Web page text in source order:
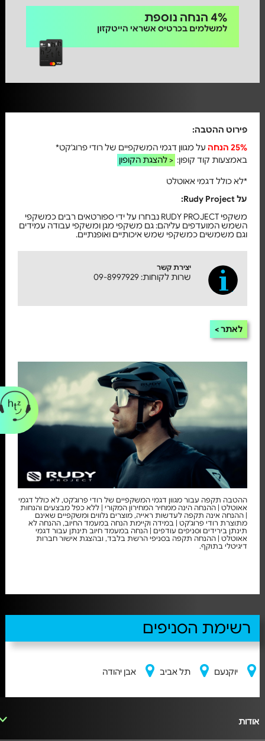
4% הנחה נוספת
למשלמים בכרטיס אשראי הייטקזון
פירוט ההטבה:
25% הנחה
על מגוון דגמי המשקפיים של רודי פרוג'קט*
באמצעות קוד קופון: להצגת הקופון >
*לא כולל דגמי אאוטלט
על Rudy Project:
משקפי RUDY PROJECT נבחרו על ידי ספורטאים רבים כמשקפי
השמש המועדפים עליהם: גם משקפי מגן ומשקפי עבודה עמידים
וגם משמשים כמשקפי שמש איכותיים ואופנתיים.
יצירת קשר
שרות לקוחות: 09-8997929
לאתר
ההטבה תקפה עבור מגוון דגמי המשקפיים של רודי פרוג'קט, לא כולל דגמי
אאוטלט | ההנחה הינה ממחיר המחירון המקורי | ללא כפל מבצעים והנחות
| ההנחה אינה תקפה לעדשות ראייה, מוצרים נלווים ומשקפיים שאינם
מתוצרת רודי פרוג'קט | במידה וקיימת הנחה במעמד החיוב, ההנחה לא
תינתן בירידים וסניפים עודפים | הנחה במעמד חיוב תינתן עבור דגמי
אאוטלט | ההנחה תקפה בסניפי הרשת בלבד, ובהצגת אישור חברות
דיגיטלי בתוקף.
רשימת הסניפים
יוקנעם תל אביב אבן יהודה
אודות